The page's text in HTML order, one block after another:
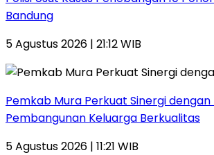
Bandung
5 Agustus 2026 | 21:12 WIB
Pemkab Mura Perkuat Sinergi dengan
Pembangunan Keluarga Berkualitas
5 Agustus 2026 | 11:21 WIB